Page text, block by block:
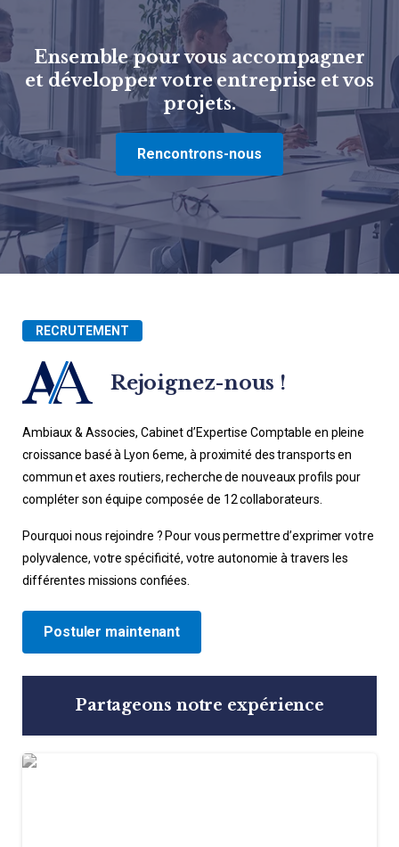
Ensemble pour vous accompagner
et développer votre entreprise et vos
projets.
Rencontrons-nous
Partageons notre expérience
RECRUTEMENT
Rejoignez-nous !
Ambiaux & Associes, Cabinet d’Expertise Comptable en pleine
croissance basé à Lyon 6eme, à proximité des transports en
commun et axes routiers, recherche de nouveaux profils pour
compléter son équipe composée de 12 collaborateurs.
Pourquoi nous rejoindre ? Pour vous permettre d’exprimer votre
polyvalence, votre spécificité, votre autonomie à travers les
différentes missions confiées.
Postuler maintenant